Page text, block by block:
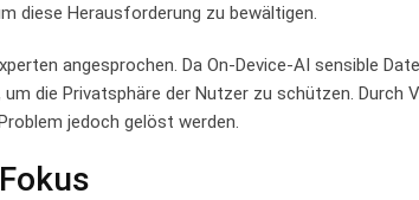
diese Herausforderung zu‍ bewältigen.
⁣angesprochen. Da On-Device-AI sensible
die Privatsphäre der Nutzer zu schützen. Durch
jedoch gelöst ​werden.